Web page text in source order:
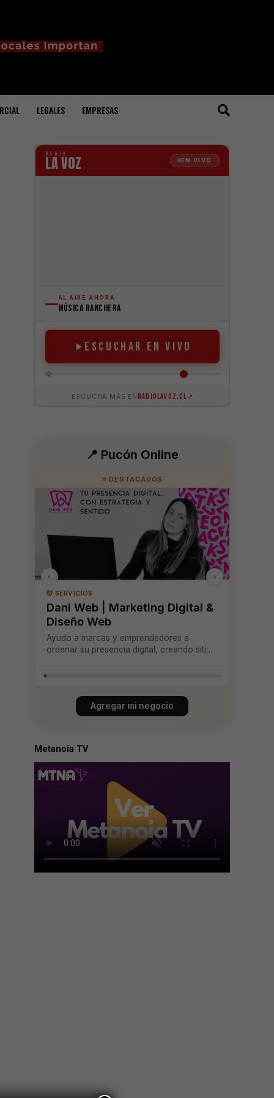
LEGALES EMPRESAS
📍 Pucón Online
⭐ DESTACADOS
💆 SERVICIOS
Dani Web | Marketing Digital &
Diseño Web
Ayudo a marcas y emprendedores a
ordenar su presencia digital, creando sitios
visibilidad y desarrollando planes de
generan resultados reales.
‹ ›
Agregar mi negocio
Metanoia TV